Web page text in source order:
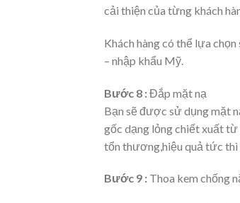
cải thiện của từng khách
Khách hàng có thể lựa
– nhập khẩu Mỹ.
Bước 8 :Đắp mặt nạ
Bạn sẽ được sử dụng mặt
gốc dạng lỏng chiết xuất
tổn thương,hiệu quả tức thì
Bước 9 : Thoa kem chống